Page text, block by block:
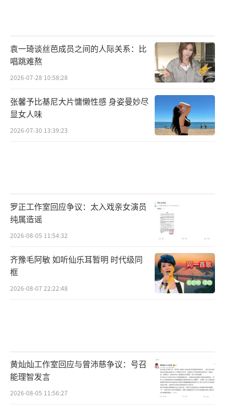
袁一琦谈丝芭成员之间的人际关系：比
唱跳难熬
2026-07-28 10:58:28
张馨予比基尼大片慵懒性感 身姿曼妙尽
显女人味
2026-07-30 13:39:23
罗正工作室回应争议：太入戏亲女演员
纯属造谣
2026-08-05 11:54:32
齐豫毛阿敏 如听仙乐耳暂明 时代级同
框
2026-08-07 22:22:48
黄灿灿工作室回应与曾沛慈争议：号召
能理智发言
2026-08-05 11:56:27